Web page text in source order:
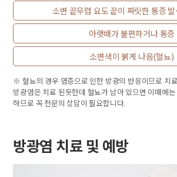
소변 끝무렵 요도 끝이 짜릿한 통증
아랫배가 불편하거나 통증
소변색이 붉게 나옴(혈뇨)
※ 혈뇨의 경우 염증으로 인한 방광의 반응이므로 치
방광염은 치료 된듯한데 혈뇨가 남아 있으면 이때에
하므로 꼭 전문의 상담이 필요합니다.
방광염 치료 및 예방